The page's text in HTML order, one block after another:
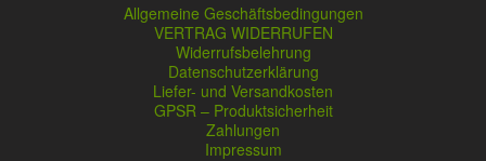
Allgemeine Geschäftsbedingungen
VERTRAG WIDERRUFEN
Widerrufsbelehrung
Datenschutzerklärung
Liefer- und Versandkosten
GPSR – Produktsicherheit
Zahlungen
Impressum